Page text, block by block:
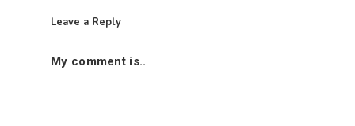
Leave a Reply
My comment is..